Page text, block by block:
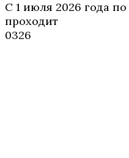
С 1 июля 2026 года
проходит
0326